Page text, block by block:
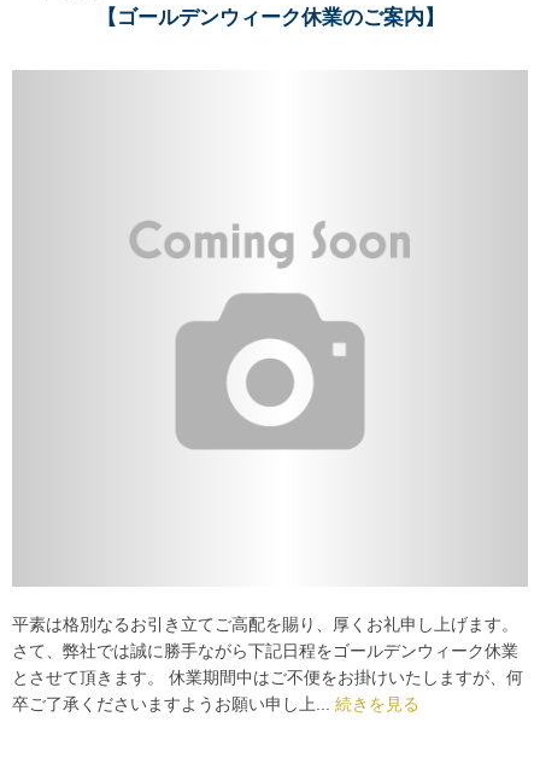
【ゴールデンウィーク休業のご案内】
平素は格別なるお引き立てご高配を賜り、厚くお礼申し上げます。
さて、弊社では誠に勝手ながら下記日程をゴールデンウィーク休業
とさせて頂きます。 休業期間中はご不便をお掛けいたしますが、何
卒ご了承くださいますようお願い申し上... 続きを見る